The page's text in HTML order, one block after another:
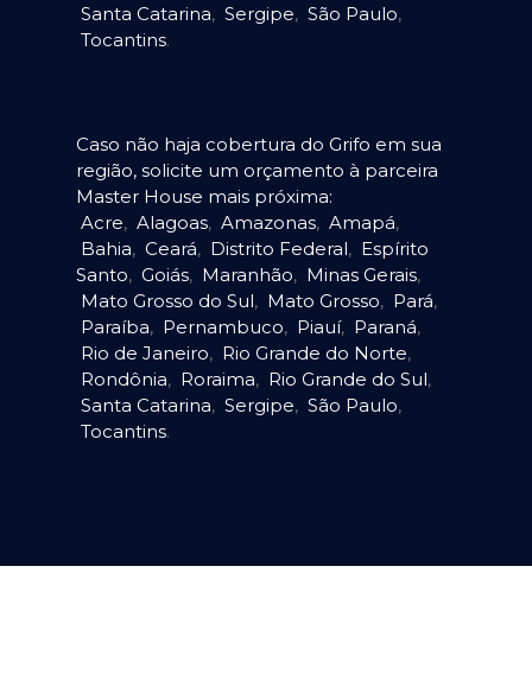
Santa Catarina, Sergipe, São Paulo,
Tocantins.
Caso não haja cobertura do Grifo em sua
região, solicite um orçamento à parceira
Master House mais próxima:
Acre, Alagoas, Amazonas, Amapá,
Bahia, Ceará, Distrito Federal, Espírito
Santo, Goiás, Maranhão, Minas Gerais,
Mato Grosso do Sul, Mato Grosso, Pará,
Paraíba, Pernambuco, Piauí, Paraná,
Rio de Janeiro, Rio Grande do Norte,
Rondônia, Roraima, Rio Grande do Sul,
Santa Catarina, Sergipe, São Paulo,
Tocantins.